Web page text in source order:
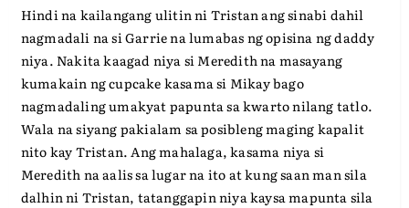
Hindi na kailangang ulitin ni Tristan ang sinabi dahil
nagmadali na si Garrie na lumabas ng opisina ng daddy
niya. Nakita kaagad niya si Meredith na masayang
kumakain ng cupcake kasama si Mikay bago
nagmadaling umakyat papunta sa kwarto nilang tatlo.
Wala na siyang pakialam sa posibleng maging kapalit
nito kay Tristan. Ang mahalaga, kasama niya si
Meredith na aalis sa lugar na ito at kung saan man sila
dalhin ni Tristan, tatanggapin niya kaysa mapunta sila